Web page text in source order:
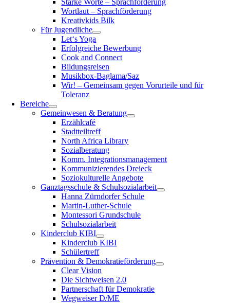
Starke Worte – Sprachförderung
Wortlaut – Sprachförderung
Kreativkids Bilk
Für Jugendliche
Let‘s Yoga
Erfolgreiche Bewerbung
Cook and Connect
Bildungsreisen
Musikbox-Baglama/Saz
Wir! – Gemeinsam gegen Vorurteile und für
Toleranz
Bereiche
Gemeinwesen & Beratung
Erzählcafé
Stadtteiltreff
North Africa Library
Sozialberatung
Komm. Integrationsmanagement
Kommunizierendes Dreieck
Soziokulturelle Angebote
Ganztagsschule & Schulsozialarbeit
Hanna Zürndorfer Schule
Martin-Luther-Schule
Montessori Grundschule
Schulsozialarbeit
Kinderclub KIBI
Kinderclub KIBI
Schülertreff
Prävention & Demokratieförderung
Clear Vision
Die Sichtweisen 2.0
Partnerschaft für Demokratie
Wegweiser D/ME